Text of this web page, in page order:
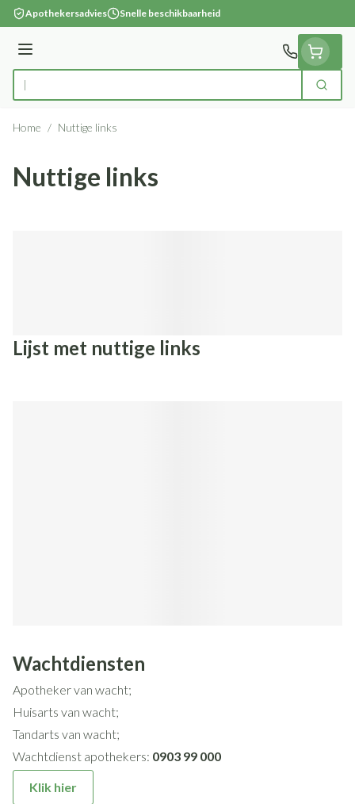
Ga naar de inhoud
Apothekersadvies Snelle beschikbaarheid
Menu
Product, merk, categorie... Zoek
Home / Nuttige links
Nuttige links
Lijst met nuttige links
Wachtdiensten
Apotheker van wacht;
Huisarts van wacht;
Tandarts van wacht;
Wachtdienst apothekers: 0903 99 000
Klik hier